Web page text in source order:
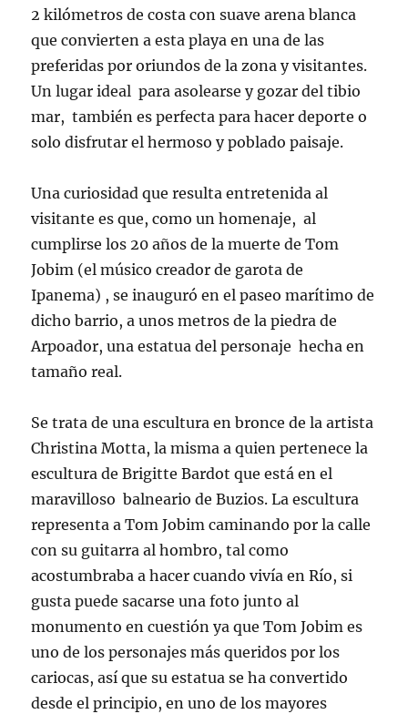
2 kilómetros de costa con suave arena blanca
que convierten a esta playa en una de las
preferidas por oriundos de la zona y visitantes.
Un lugar ideal para asolearse y gozar del tibio
mar, también es perfecta para hacer deporte o
solo disfrutar el hermoso y poblado paisaje.
Una curiosidad que resulta entretenida al
visitante es que, como un homenaje, al
cumplirse los 20 años de la muerte de Tom
Jobim (el músico creador de garota de
Ipanema) , se inauguró en el paseo marítimo de
dicho barrio, a unos metros de la piedra de
Arpoador, una estatua del personaje hecha en
tamaño real.
Se trata de una escultura en bronce de la artista
Christina Motta, la misma a quien pertenece la
escultura de Brigitte Bardot que está en el
maravilloso balneario de Buzios. La escultura
representa a Tom Jobim caminando por la calle
con su guitarra al hombro, tal como
acostumbraba a hacer cuando vivía en Río, si
gusta puede sacarse una foto junto al
monumento en cuestión ya que Tom Jobim es
uno de los personajes más queridos por los
cariocas, así que su estatua se ha convertido
desde el principio, en uno de los mayores